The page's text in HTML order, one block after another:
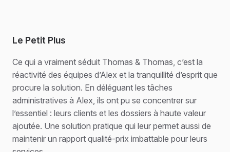
Le Petit Plus
Ce qui a vraiment séduit Thomas & Thomas, c’est la
réactivité des équipes d’Alex et la tranquillité d’esprit que
procure la solution. En déléguant les tâches
administratives à Alex, ils ont pu se concentrer sur
l’essentiel : leurs clients et les dossiers à haute valeur
ajoutée. Une solution pratique qui leur permet aussi de
maintenir un rapport qualité-prix imbattable pour leurs